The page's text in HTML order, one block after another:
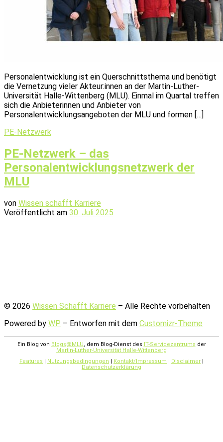
Personalentwicklung ist ein Querschnittsthema und benötigt
die Vernetzung vieler Akteur:innen an der Martin-Luther-
Universität Halle-Wittenberg (MLU). Einmal im Quartal treffen
sich die Anbieterinnen und Anbieter von
Personalentwicklungsangeboten der MLU und formen […]
PE-Netzwerk
PE-Netzwerk – das
Personalentwicklungsnetzwerk der
MLU
von Wissen schafft Karriere
Veröffentlicht am 30. Juli 2025
© 2026 Wissen Schafft Karriere – Alle Rechte vorbehalten
Powered by WP – Entworfen mit dem Customizr-Theme
Ein Blog von Blogs@MLU, dem Blog-Dienst des IT-Servicezentrums der
Martin-Luther-Universität Halle-Wittenberg
Features | Nutzungsbedingungen | Kontakt/Impressum | Disclaimer |
Datenschutzerklärung